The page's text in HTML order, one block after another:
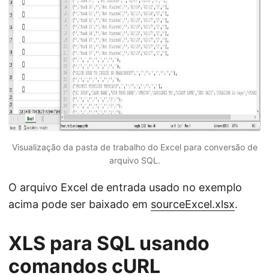
Visualização da pasta de trabalho do Excel para conversão de
arquivo SQL.
O arquivo Excel de entrada usado no exemplo
acima pode ser baixado em sourceExcel.xlsx.
XLS para SQL usando
comandos cURL